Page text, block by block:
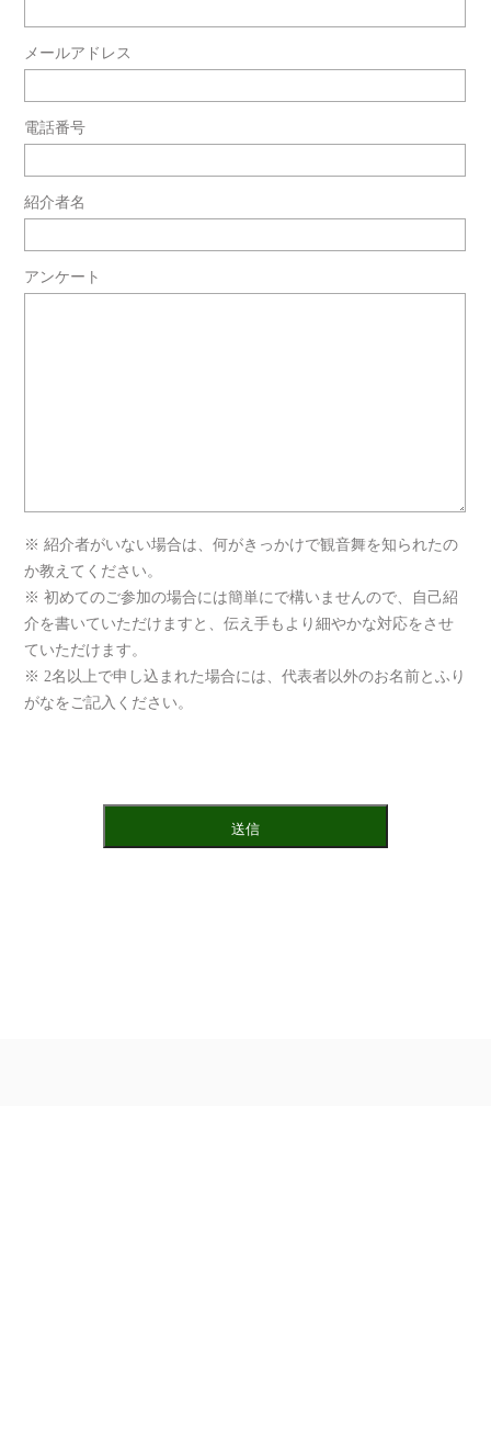
メールアドレス
電話番号
紹介者名
アンケート
※ 紹介者がいない場合は、何がきっかけで観音舞を知られたの
か教えてください。
※ 初めてのご参加の場合には簡単にで構いませんので、自己紹
介を書いていただけますと、伝え手もより細やかな対応をさせ
ていただけます。
※ 2名以上で申し込まれた場合には、代表者以外のお名前とふり
がなをご記入ください。